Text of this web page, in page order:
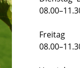
Freitag